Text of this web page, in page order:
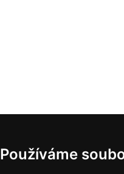
Používáme